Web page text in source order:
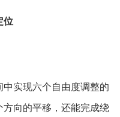
位
实现六个自由度调整的
向的平移，还能完成绕